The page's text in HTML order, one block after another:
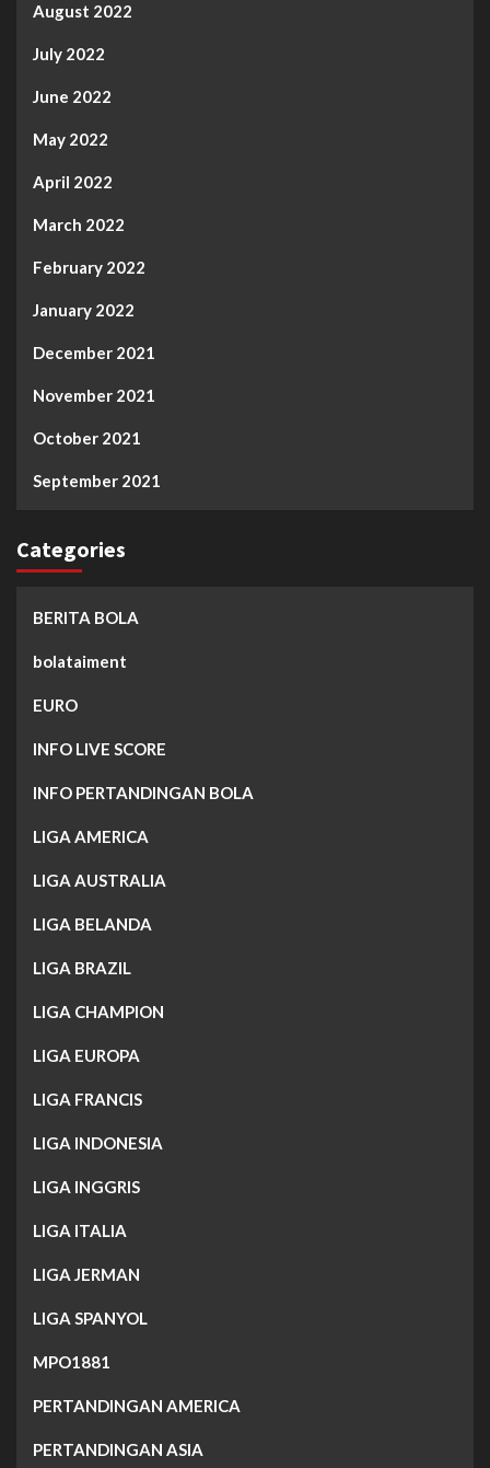
August 2022
July 2022
June 2022
May 2022
April 2022
March 2022
February 2022
January 2022
December 2021
November 2021
October 2021
September 2021
Categories
BERITA BOLA
bolataiment
EURO
INFO LIVE SCORE
INFO PERTANDINGAN BOLA
LIGA AMERICA
LIGA AUSTRALIA
LIGA BELANDA
LIGA BRAZIL
LIGA CHAMPION
LIGA EUROPA
LIGA FRANCIS
LIGA INDONESIA
LIGA INGGRIS
LIGA ITALIA
LIGA JERMAN
LIGA SPANYOL
MPO1881
PERTANDINGAN AMERICA
PERTANDINGAN ASIA